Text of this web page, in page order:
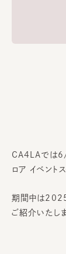
CA4LAでは
ロア イベント
期間中は2025
ご紹介いたし